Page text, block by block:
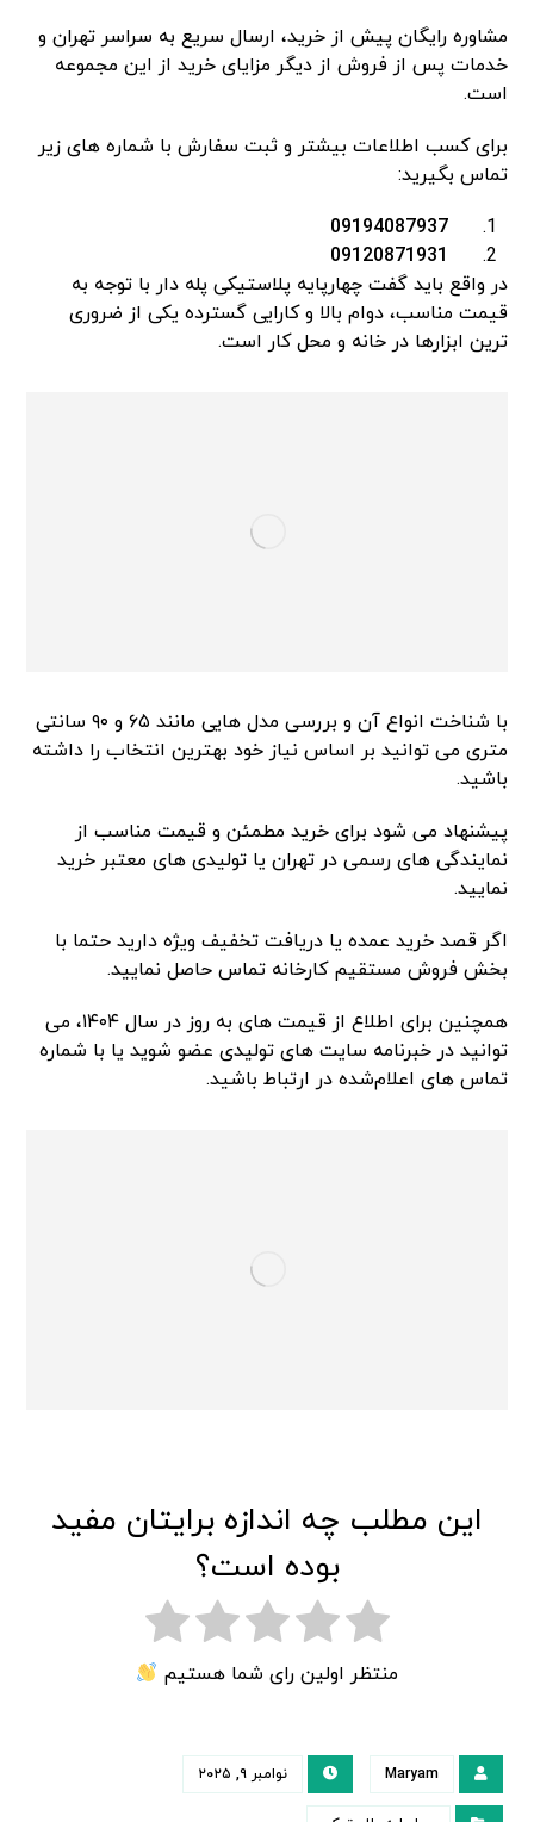
مشاوره رایگان پیش از خرید، ارسال سریع به سراسر تهران و
خدمات پس از فروش از دیگر مزایای خرید از این مجموعه
است.
برای کسب اطلاعات بیشتر و ثبت سفارش با شماره های زیر
تماس بگیرید:
در واقع باید گفت چهارپایه پلاستیکی پله دار با توجه به
قیمت مناسب، دوام بالا و کارایی گسترده یکی از ضروری
ترین ابزارها در خانه و محل کار است.
با شناخت انواع آن و بررسی مدل هایی مانند ۶۵ و ۹۰ سانتی
متری می توانید بر اساس نیاز خود بهترین انتخاب را داشته
باشید.
پیشنهاد می شود برای خرید مطمئن و قیمت مناسب از
نمایندگی های رسمی در تهران یا تولیدی های معتبر خرید
نمایید.
اگر قصد خرید عمده یا دریافت تخفیف ویژه دارید حتما با
بخش فروش مستقیم کارخانه تماس حاصل نمایید.
همچنین برای اطلاع از قیمت های به روز در سال ۱۴۰۴، می
توانید در خبرنامه سایت های تولیدی عضو شوید یا با شماره
تماس های اعلام‌شده در ارتباط باشید.
این مطلب چه اندازه برایتان مفید
بوده است؟
منتظر اولین رای شما هستیم
Maryam نوامبر ۹, ۲۰۲۵